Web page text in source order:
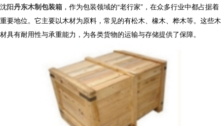
沈阳丹东木制包装箱 ，作为包装领域的“老行家”，在众多行业中都占据着
重要地位。它主要以木材为原料，常见的有松木、橡木、桦木等。这些木
材具有耐用性与承重能力，为各类货物的运输与存储提供了保障。​